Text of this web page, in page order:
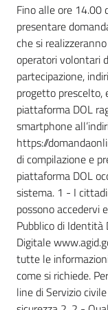
Fino alle ore 14.00
presentare
che si
operatori volontari
partecipazione,
progetto
piattaforma DOL
smartphone
https://
di compilazione e
piattaforma DOL
sistema. 1 - I
possono accedervi
Pubblico di Identità
Digitale
tutte le
come si richiede.
line di Servizio